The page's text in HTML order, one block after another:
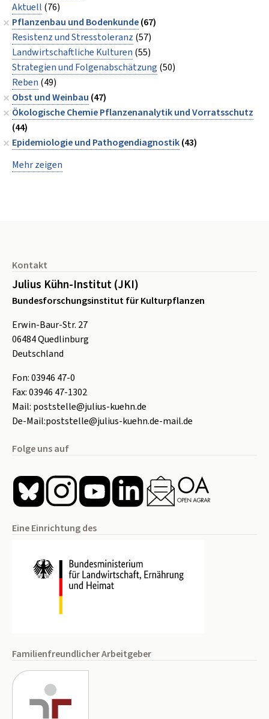
Aktuell (76)
Pflanzenbau und Bodenkunde(67)
Resistenz und Stresstoleranz (57)
Landwirtschaftliche Kulturen (55)
Strategien und Folgenabschätzung (50)
Reben (49)
Obst und Weinbau (47)
Ökologische Chemie Pflanzenanalytik und Vorratsschutz
(44)
Epidemiologie und Pathogendiagnostik(43)
Mehr zeigen
Kontakt
Julius Kühn-Institut (JKI)
Bundesforschungsinstitut für Kulturpflanzen
Erwin-Baur-Str. 27
06484Quedlinburg
Deutschland
Fon:03946 47-0
Fax:03946 47-1302
Mail: poststelle@julius-kuehn.de
De-Mail:poststelle@julius-kuehn.de-mail.de
Folge uns auf
Eine Einrichtung des
Familienfreundlicher Arbeitgeber